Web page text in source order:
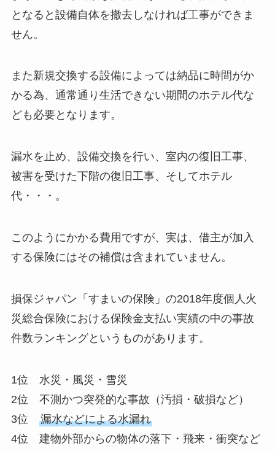
となると設備自体を撤去しなければ工事ができま
せん。
また新規交換する設備によっては納品に時間がか
かる為、通常通り生活できない期間のホテル代な
ども必要となります。
漏水を止め、設備交換を行い、室内の復旧工事、
被害を受けた下階の復旧工事、そしてホテル
代・・・。
このようにかかる費用ですが、実は、借主が加入
する保険にはその補償は含まれていません。
損保ジャパン「すまいの保険」の2018年度個人火
災総合保険における保険金支払い実績の中の事故
件数ランキングというものがあります。
1位 水災・風災・雪災
2位 不測かつ突発的な事故（汚損・破損など）
3位 漏水などによる水漏れ
4位 建物外部からの物体の落下・飛来・衝突など